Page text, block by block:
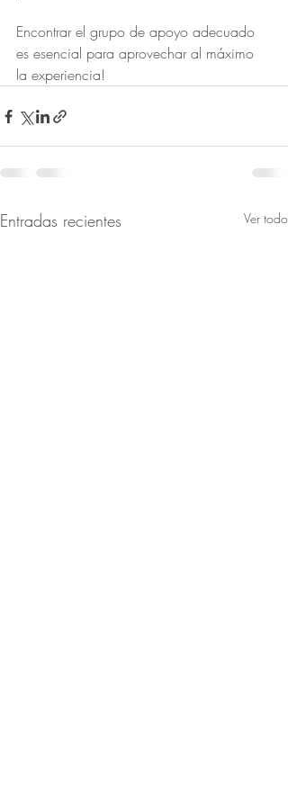
Encontrar el grupo de apoyo adecuado
es esencial para aprovechar al máximo
la experiencia!
Entradas recientes Ver todo